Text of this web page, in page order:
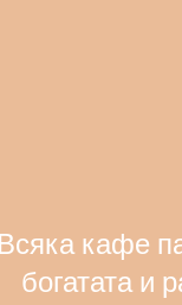
Всяка кафе
богатата и